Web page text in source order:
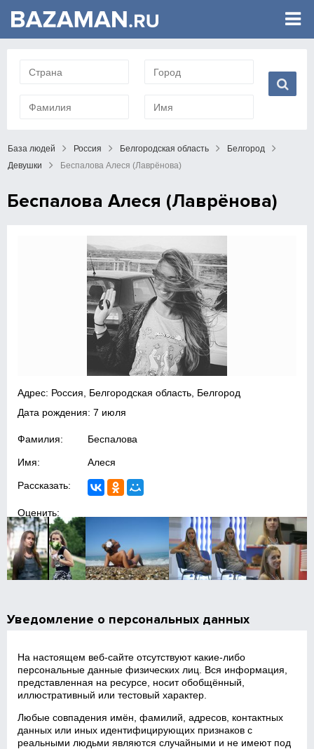
База людей Россия Белгородская область
Белгород
Девушки
Беспалова Алеся (Лаврёнова)
Беспалова Алеся (Лаврёнова)
Адрес: Россия, Белгородская область, Белгород
Дата рождения: 7 июля
Фамилия: Беспалова
Имя: Алеся
Рассказать:
Оценить:
Уведомление о персональных данных
На настоящем веб‑сайте отсутствуют какие‑либо
персональные данные физических лиц. Вся информация,
представленная на ресурсе, носит обобщённый,
иллюстративный или тестовый характер.
Любые совпадения имён, фамилий, адресов, контактных
данных или иных идентифицирующих признаков с
реальными людьми являются случайными и не имеют под